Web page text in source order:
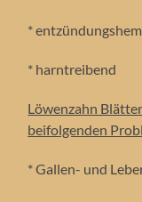
*
* harntreibend
Löwenzahn
beifolgenden
* Gallen- und